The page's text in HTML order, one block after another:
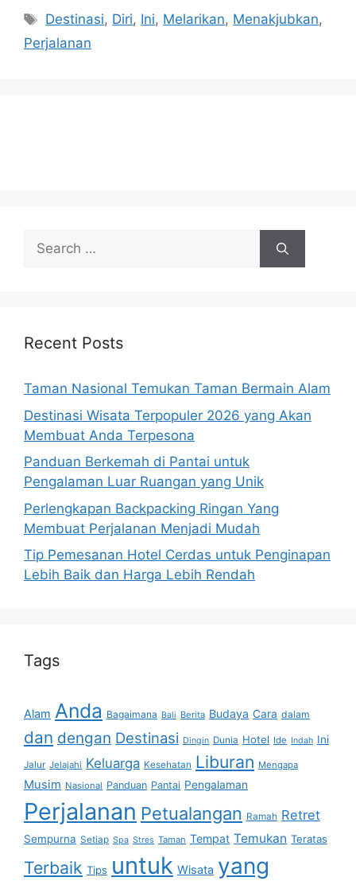
Tags
Destinasi, Diri, Ini, Melarikan, Menakjubkan,
Perjalanan
Search
for:
Recent Posts
Taman Nasional Temukan Taman Bermain Alam
Destinasi Wisata Terpopuler 2026 yang Akan
Membuat Anda Terpesona
Panduan Berkemah di Pantai untuk
Pengalaman Luar Ruangan yang Unik
Perlengkapan Backpacking Ringan Yang
Membuat Perjalanan Menjadi Mudah
Tip Pemesanan Hotel Cerdas untuk Penginapan
Lebih Baik dan Harga Lebih Rendah
Tags
Alam Anda Bagaimana Bali Berita Budaya Cara dalam
dan dengan Destinasi Dingin Dunia Hotel Ide Indah Ini
Jalur Jelajahi Keluarga Kesehatan Liburan Mengapa
Musim Nasional Panduan Pantai Pengalaman
Perjalanan Petualangan Ramah Retret
Sempurna Setiap Spa Stres Taman Tempat Temukan Teratas
Terbaik Tips untuk Wisata yang